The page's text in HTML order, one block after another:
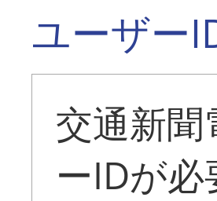
ユーザー
交通新
ーIDが